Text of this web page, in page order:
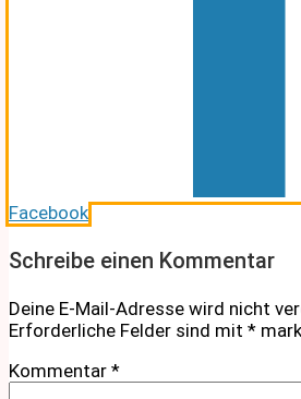
Facebook
Schreibe einen Kommentar
Deine E-Mail-Adresse wird nicht
Erforderliche Felder sind mit *
Kommentar *